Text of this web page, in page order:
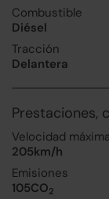
Combustible
Diésel
Tracción
Delantera
Prestaciones,
Velocidad máxima
205km/h
Emisiones
105CO2